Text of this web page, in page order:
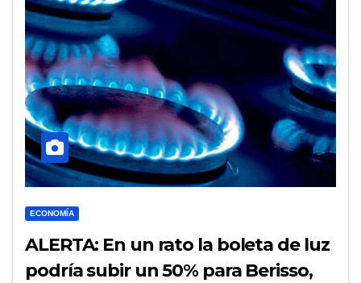
ECONOMÍA
ALERTA: En un rato la boleta de luz
podría subir un 50% para Berisso,